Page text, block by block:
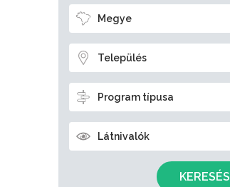
Megye
Település
Program típusa
Látnivalók
KERESÉS